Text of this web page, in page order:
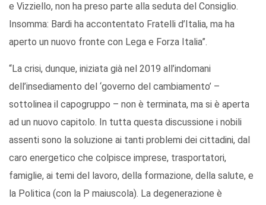
e Vizziello, non ha preso parte alla seduta del Consiglio.
Insomma: Bardi ha accontentato Fratelli d’Italia, ma ha
aperto un nuovo fronte con Lega e Forza Italia”.
“La crisi, dunque, iniziata già nel 2019 all’indomani
dell’insediamento del ‘governo del cambiamento’ –
sottolinea il capogruppo – non è terminata, ma si è aperta
ad un nuovo capitolo. In tutta questa discussione i nobili
assenti sono la soluzione ai tanti problemi dei cittadini, dal
caro energetico che colpisce imprese, trasportatori,
famiglie, ai temi del lavoro, della formazione, della salute, e
la Politica (con la P maiuscola). La degenerazione è